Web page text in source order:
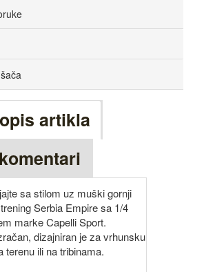
artikla
sa stilom uz muški gornji
Serbia Empire sa 1/4
marke Capelli Sport.
dizajniran je za vrhunsku
terenu ili na tribinama.